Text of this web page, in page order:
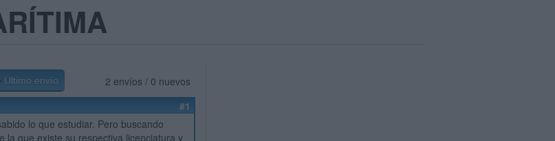
2 envíos / 0 nuevos
Último envío
#1
lo que estudiar. Pero buscando
la que existe su respectiva licenciatura y